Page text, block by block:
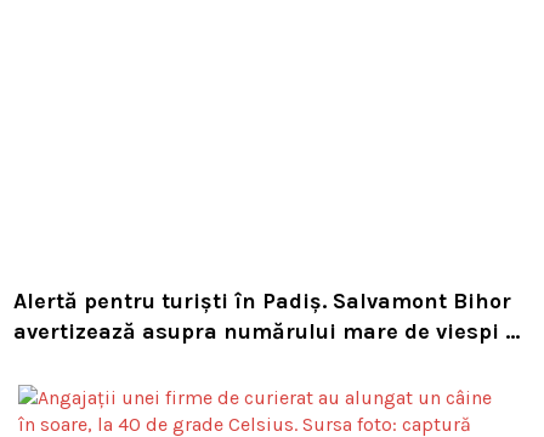
Alertă pentru turiști în Padiș. Salvamont Bihor
avertizează asupra numărului mare de viespi de